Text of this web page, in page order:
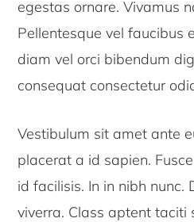
egestas ornare. Vivamus
Pellentesque vel faucibus
diam vel orci bibendum
consequat consectetur
Vestibulum sit amet ante
placerat a id sapien.
id facilisis. In in nibh nunc.
viverra. Class aptent taciti